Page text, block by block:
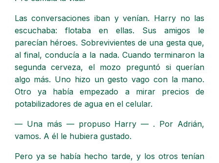
Las conversaciones iban y venían. Harry no las
escuchaba: flotaba en ellas. Sus amigos le
parecían héroes. Sobrevivientes de una gesta que,
al final, conducía a la nada. Cuando terminaron la
segunda cerveza, el mozo preguntó si querían
algo más. Uno hizo un gesto vago con la mano.
Otro ya había empezado a mirar precios de
potabilizadores de agua en el celular.
— Una más — propuso Harry — . Por Adrián,
vamos. A él le hubiera gustado.
Pero ya se había hecho tarde, y los otros tenían